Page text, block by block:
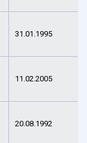
31.01.1995
11.02.2005
20.08.1992